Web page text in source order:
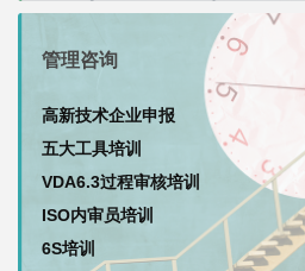
管理咨询
高新技术企业申报
五大工具培训
VDA6.3过程审核培训
ISO内审员培训
6S培训